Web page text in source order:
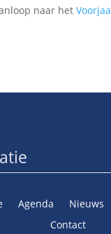
naar het
Agenda Nieuws
Contact